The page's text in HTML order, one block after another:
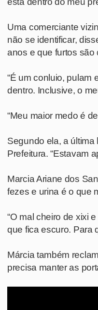
Uma comerciante
não se identificar,
anos e que furtos são
“É um conluio, pulam
dentro. Inclusive, o
“Meu maior medo é
Segundo ela, a
Prefeitura. “Estavam
Marcia Ariane dos
fezes e urina é o que
“O mal cheiro de xixi
que fica escuro. Para
Márcia também
precisa manter as